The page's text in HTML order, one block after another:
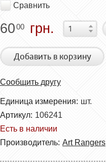
Сравнить
6000 грн.
Добавить в корзину
Сообщить другу
Единица измерения: шт.
Артикул: 106241
Есть в наличии
Производитель: Art Rangers